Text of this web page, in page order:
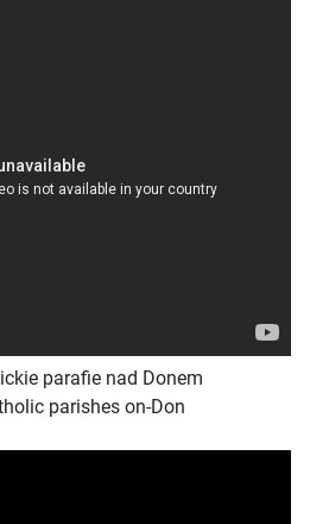
parafie nad Donem
parishes on-Don